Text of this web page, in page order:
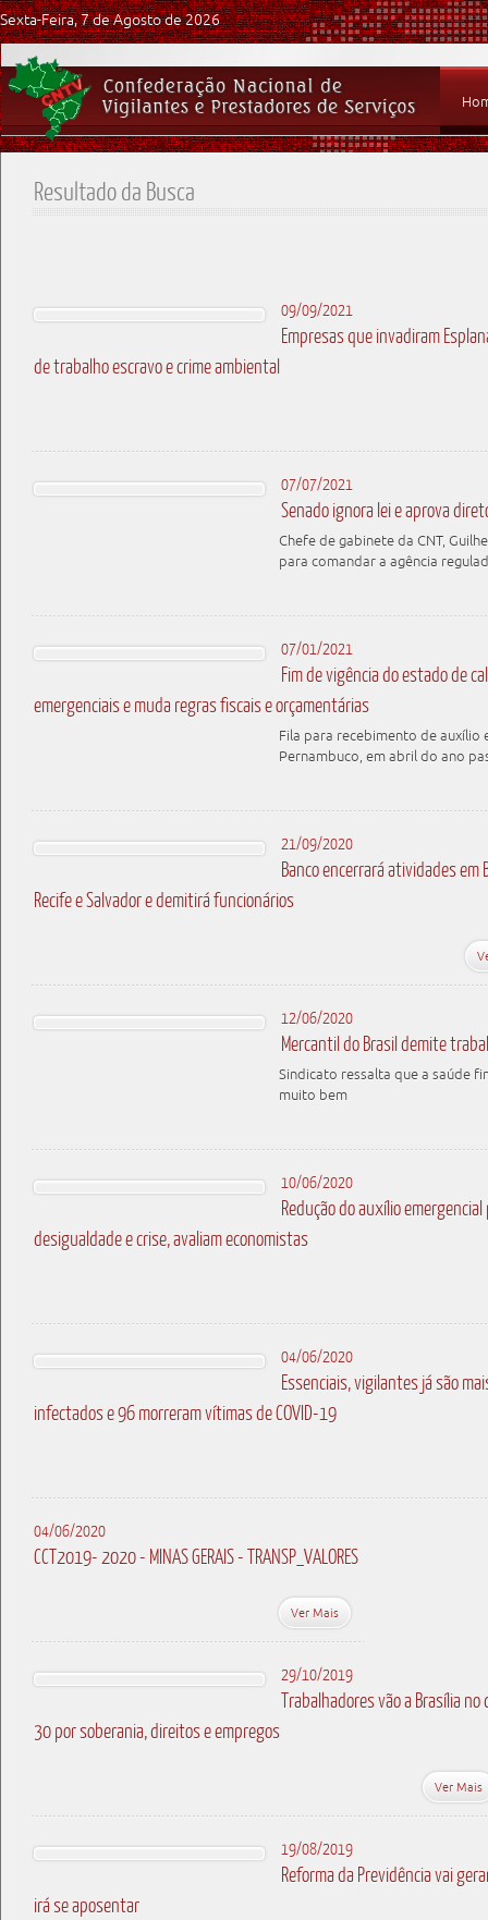
Sexta-Feira, 7 de Agosto de 2026
Resultado da Busca
09/09/2021
Empresas que invadiram
de trabalho escravo e crime ambiental
07/07/2021
Senado ignora lei e aprova
Chefe de gabinete da CNT,
para comandar a agência
07/01/2021
Fim de vigência do estado de
emergenciais e muda regras fiscais e orçamentárias
Fila para recebimento de auxílio
Pernambuco, em abril do ano
21/09/2020
Banco encerrará atividades em
Recife e Salvador e demitirá funcionários
12/06/2020
Mercantil do Brasil demite
Sindicato ressalta que a saúde
muito bem
10/06/2020
Redução do auxílio
desigualdade e crise, avaliam economistas
04/06/2020
Essenciais, vigilantes já são
infectados e 96 morreram vítimas de COVID-19
04/06/2020
CCT2019- 2020 - MINAS GERAIS - TRANSP_VALORES
Ver Mais
29/10/2019
Trabalhadores vão a Brasília no
30 por soberania, direitos e empregos
Ver Mais
19/08/2019
Reforma da Previdência vai
irá se aposentar